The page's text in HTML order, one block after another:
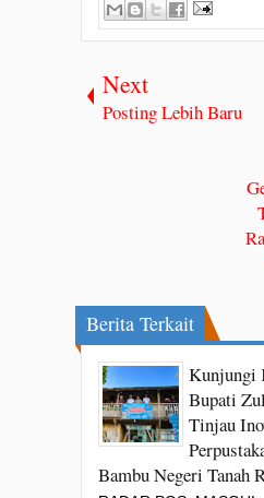
Next
Posting Lebih Baru
Berita Terkait
Kunjungi
Bupati
Tinjau
Bambu Negeri Tanah